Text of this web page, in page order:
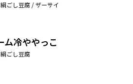
ごし豆腐 / ザーサイ
ム冷ややっこ
ごし豆腐